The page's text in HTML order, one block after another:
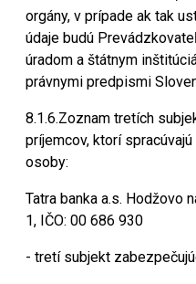
orgány, v prípade ak tak
údaje budú
úradom a štátnym
právnymi predpismi
8.1.6.Zoznam tretích
príjemcov, ktorí
osoby:
Tatra banka a.s. Hodžovo
1, IČO: 00 686 930
- tretí subjekt